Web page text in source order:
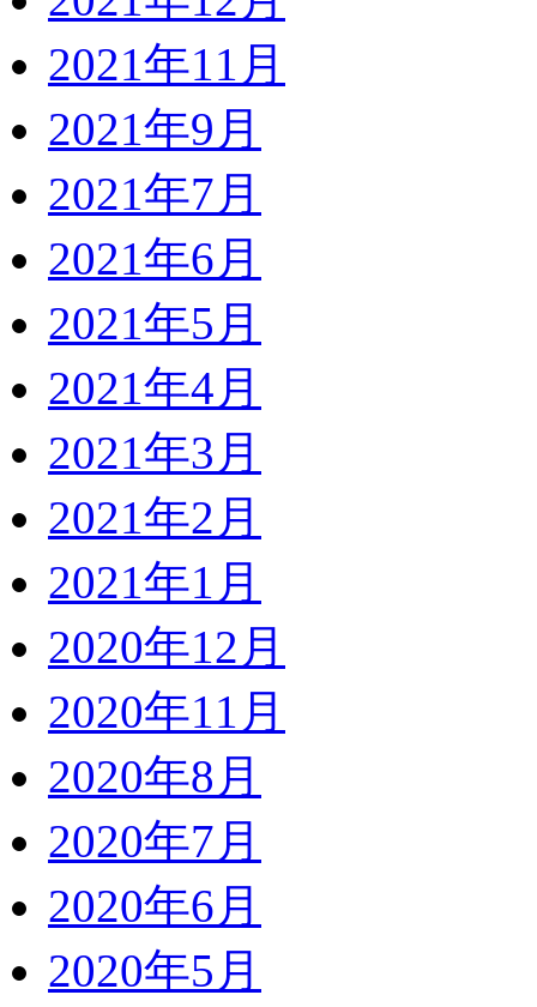
2021年11月
2021年9月
2021年7月
2021年6月
2021年5月
2021年4月
2021年3月
2021年2月
2021年1月
2020年12月
2020年11月
2020年8月
2020年7月
2020年6月
2020年5月